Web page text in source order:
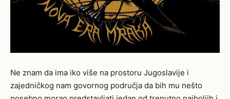
Ne znam da ima iko više na prostoru Jugoslavije i
zajedničkog nam govornog područja da bih mu nešto